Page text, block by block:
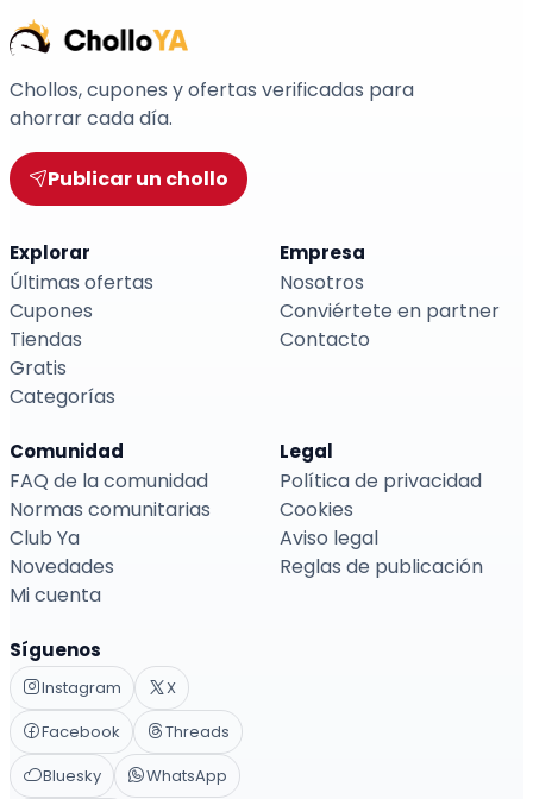
Chollos, cupones y ofertas verificadas para
ahorrar cada día.
Publicar un chollo
Explorar
Últimas ofertas
Cupones
Tiendas
Gratis
Categorías
Empresa
Nosotros
Conviértete en partner
Contacto
Comunidad
FAQ de la comunidad
Normas comunitarias
Club Ya
Novedades
Mi cuenta
Legal
Política de privacidad
Cookies
Aviso legal
Reglas de publicación
Síguenos
Instagram
X
Facebook
Threads
Bluesky
WhatsApp